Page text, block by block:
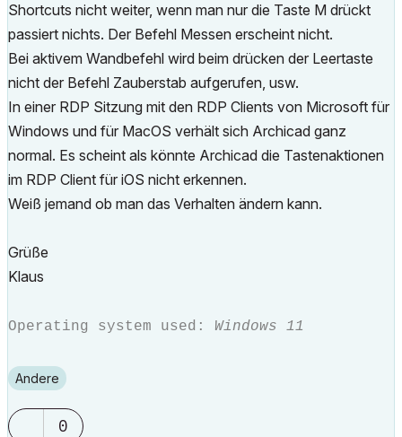
Shortcuts nicht weiter, wenn man nur die Taste M drückt
passiert nichts. Der Befehl Messen erscheint nicht.
Bei aktivem Wandbefehl wird beim drücken der Leertaste
nicht der Befehl Zauberstab aufgerufen, usw.
In einer RDP Sitzung mit den RDP Clients von Microsoft für
Windows und für MacOS verhält sich Archicad ganz
normal. Es scheint als könnte Archicad die Tastenaktionen
im RDP Client für iOS nicht erkennen.
Weiß jemand ob man das Verhalten ändern kann.
Grüße
Klaus
Operating system used: Windows 11
Andere
0